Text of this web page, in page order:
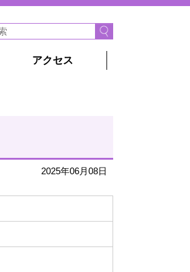
アクセス
2025年06月08日